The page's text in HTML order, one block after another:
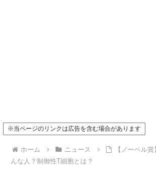
※当ページのリンクは広告を含む場合があります
ホーム ニュース
【ノーベル
んな人？制御性T細胞とは？